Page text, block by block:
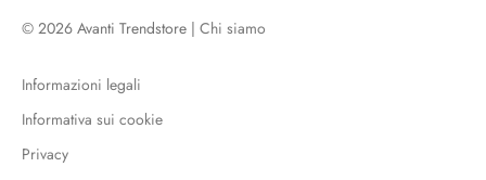
© 2026 Avanti Trendstore | Chi siamo
Informazioni legali
Informativa sui cookie
Privacy